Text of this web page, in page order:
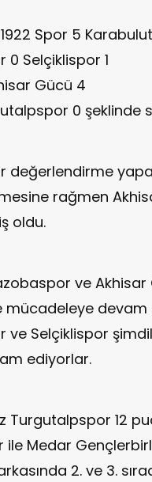
Spor 5
Selçiklispor 1
Gücü 4
0 şeklinde
değerlendirme
rağmen
oldu.
ve
mücadeleye devam
Selçiklispor
ediyorlar.
Turgutalpspor 12
ile Medar
2. ve 3.